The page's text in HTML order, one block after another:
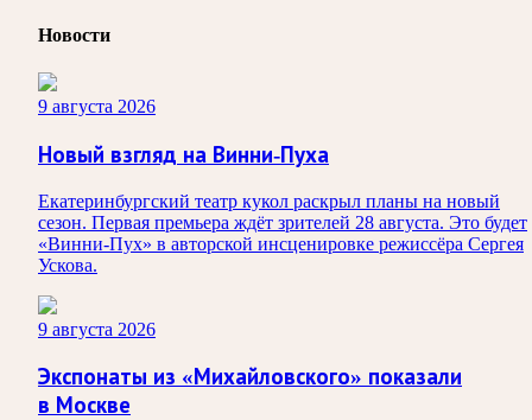
Новости
9 августа 2026
Новый взгляд на Винни-Пуха
Екатеринбургский театр кукол раскрыл планы на новый
сезон. Первая премьера ждёт зрителей 28 августа. Это будет
«Винни-Пух» в авторской инсценировке режиссёра Сергея
Ускова.
9 августа 2026
Экспонаты из «Михайловского» показали
в Москве